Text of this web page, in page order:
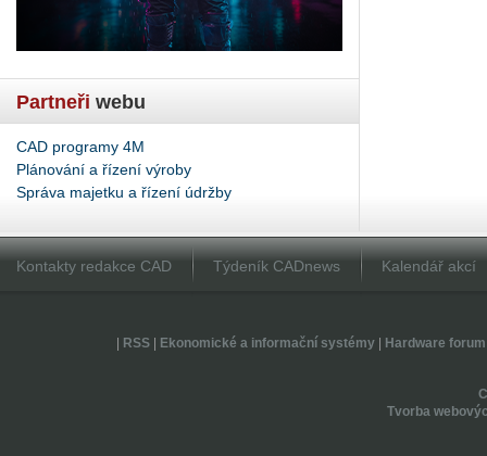
Partneři webu
CAD programy 4M
Plánování a řízení výroby
Správa majetku a řízení údržby
Kontakty redakce CAD Týdeník CADnews Kalendář akcí
RSS| Ekonomické a informační systémy| Hardware forum
Tvorba